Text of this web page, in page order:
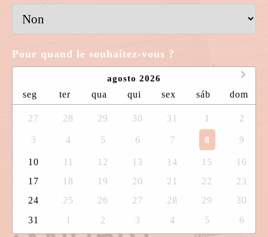
Pour quand le souhaitez-vous ?
agosto 2026
seg ter qua qui sex sáb dom
27 28 29 30 31 1 2
3 4 5 6 7 8 9
10 11 12 13 14 15
16
17
18 19 20 21 22
23
24
25 26 27 28 29
30
31
1 2 3 4 5 6